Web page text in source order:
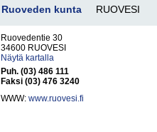
Ruoveden kunta RUOVESI
Ruovedentie 30
34600 RUOVESI
Näytä kartalla
Puh. (03) 486 111
Faksi (03) 476 3240
WWW: www.ruovesi.fi